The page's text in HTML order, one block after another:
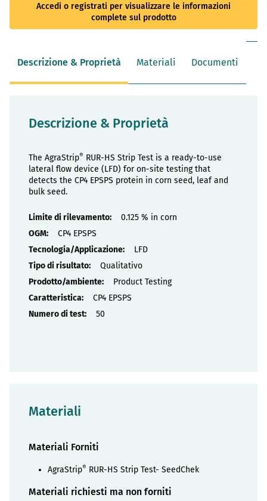
Accedi o registrati per visualizzare le informazioni
complete sul prodotto
Descrizione & Proprietà Materiali Documenti
Descrizione & Proprietà
The AgraStrip® RUR-HS Strip Test is a ready-to-use
lateral flow device (LFD) for on-site testing that
detects the CP4 EPSPS protein in corn seed, leaf and
bulk seed.
Proprietà
0.125 % in corn
CP4 EPSPS
LFD
Qualitativo
Product Testing
CP4 EPSPS
50
Materiali
Materiali Forniti
AgraStrip® RUR-HS Strip Test- SeedChek
Materiali richiesti ma non forniti